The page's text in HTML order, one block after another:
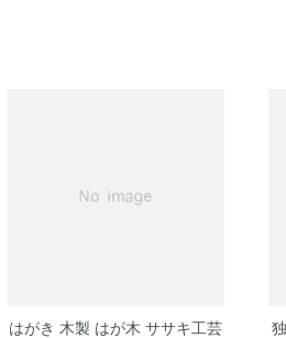
はがき 木製 はが木 ササキ工芸